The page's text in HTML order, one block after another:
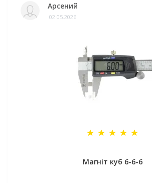
Арсений
02.05.2026
Магніт куб 6-6-6